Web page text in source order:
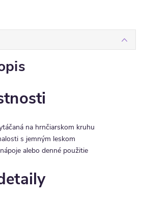
na hrnčiarskom kruhu
s jemným leskom
alebo denné použitie